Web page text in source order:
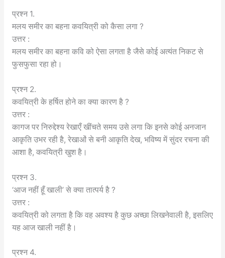
प्रश्न 1.
मलय समीर का बहना कवयित्री को कैसा लगा ?
उत्तर :
मलय समीर का बहना कवि को ऐसा लगता है जैसे कोई अत्यंत निकट से
फुसफुसा रहा हो।
प्रश्न 2.
कवयित्री के हर्षित होने का क्या कारण है ?
उत्तर :
कागज पर निरुद्देश्य रेखाएँ खींचते समय उसे लगा कि इनसे कोई अनजान
आकृति उभर रही है, रेखाओं से बनी आकृति देख, भविष्य में सुंदर रचना की
आशा है, कवयित्री खुश है।
प्रश्न 3.
‘आज नहीं हूँ खाली’ से क्या तात्पर्य है ?
उत्तर :
कवयित्री को लगता है कि वह अवश्य है कुछ अच्छा लिखनेवाली है, इसलिए
यह आज खाली नहीं है।
प्रश्न 4.